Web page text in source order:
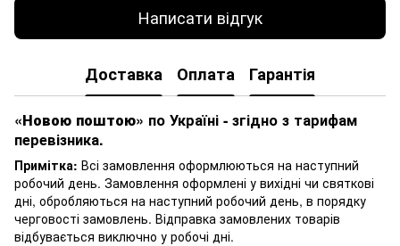
Написати відгук
Доставка Оплата Гарантія
«Новою поштою» по Україні - згідно з тарифам
перевізника.
Примітка: Всі замовлення оформлюються на наступний
робочий день. Замовлення оформлені у вихідні чи святкові
дні, обробляються на наступний робочий день, в порядку
черговості замовлень. Відправка замовлених товарів
відбувається виключно у робочі дні.